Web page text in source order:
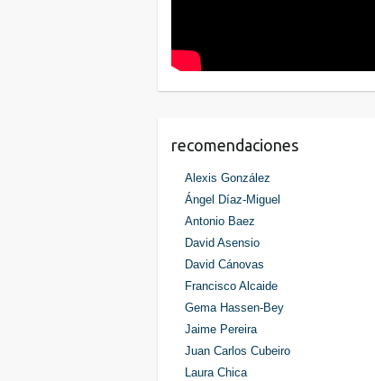
recomendaciones
Alexis González
Ángel Díaz-Miguel
Antonio Baez
David Asensio
David Cánovas
Francisco Alcaide
Gema Hassen-Bey
Jaime Pereira
Juan Carlos Cubeiro
Laura Chica